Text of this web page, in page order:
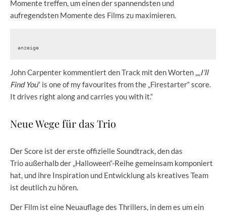
Momente treffen, um einen der spannendsten und
aufregendsten Momente des Films zu maximieren.
anzeige
John Carpenter kommentiert den Track mit den Worten „„I’ll
Find You“ is one of my favourites from the „Firestarter“ score.
It drives right along and carries you with it.“
Neue Wege für das Trio
Der Score ist der erste offizielle Soundtrack, den das
Trio außerhalb der „Halloween“-Reihe gemeinsam komponiert
hat, und ihre Inspiration und Entwicklung als kreatives Team
ist deutlich zu hören.
Der Film ist eine Neuauflage des Thrillers, in dem es um ein